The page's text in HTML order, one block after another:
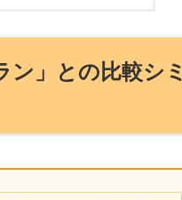
ン」との比較シミ